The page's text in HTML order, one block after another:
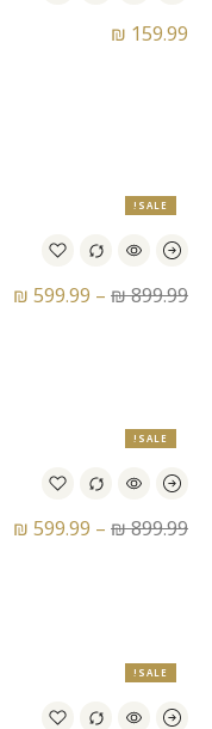
₪ 159.99
SALE!
₪899.99
–
₪ 599.99
SALE!
₪899.99
–
₪ 599.99
SALE!